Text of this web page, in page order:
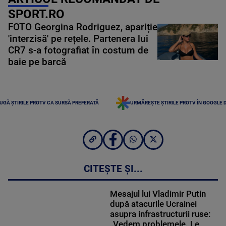
SPORT.RO
FOTO Georgina Rodriguez, apariție
'interzisă' pe rețele. Partenera lui
CR7 s-a fotografiat în costum de
baie pe barcă
ȘTIRILE PROTV CA SURSĂ PREFERATĂ URMĂREȘTE ȘTIRILE PROTV ÎN GOOGLE
CITEȘTE ȘI...
Mesajul lui Vladimir Putin
după atacurile Ucrainei
asupra infrastructurii ruse:
„Vedem problemele. Le